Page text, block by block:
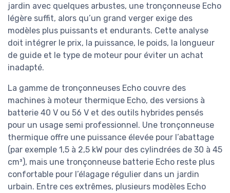
jardin avec quelques arbustes, une tronçonneuse Echo
légère suffit, alors qu’un grand verger exige des
modèles plus puissants et endurants. Cette analyse
doit intégrer le prix, la puissance, le poids, la longueur
de guide et le type de moteur pour éviter un achat
inadapté.
La gamme de tronçonneuses Echo couvre des
machines à moteur thermique Echo, des versions à
batterie 40 V ou 56 V et des outils hybrides pensés
pour un usage semi professionnel. Une tronçonneuse
thermique offre une puissance élevée pour l’abattage
(par exemple 1,5 à 2,5 kW pour des cylindrées de 30 à 45
cm³), mais une tronçonneuse batterie Echo reste plus
confortable pour l’élagage régulier dans un jardin
urbain. Entre ces extrêmes, plusieurs modèles Echo